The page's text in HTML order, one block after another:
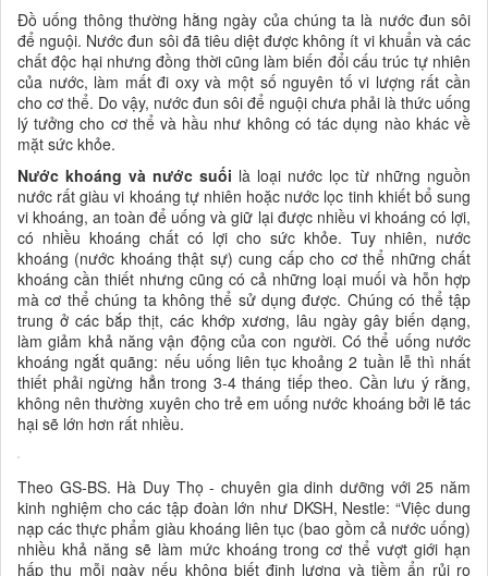
Đồ uống thông thường hằng ngày của chúng ta là nước đun sôi
để nguội. Nước đun sôi đã tiêu diệt được không ít vi khuẩn và các
chất độc hại nhưng đồng thời cũng làm biến đổi cấu trúc tự nhiên
của nước, làm mất đi oxy và một số nguyên tố vi lượng rất cần
cho cơ thể. Do vậy, nước đun sôi để nguội chưa phải là thức uống
lý tưởng cho cơ thể và hầu như không có tác dụng nào khác về
mặt sức khỏe.
Nước khoáng và nước suối là loại nước lọc từ những nguồn
nước rất giàu vi khoáng tự nhiên hoặc nước lọc tinh khiết bổ sung
vi khoáng, an toàn để uống và giữ lại được nhiều vi khoáng có lợi,
có nhiều khoáng chất có lợi cho sức khỏe. Tuy nhiên, nước
khoáng (nước khoáng thật sự) cung cấp cho cơ thể những chất
khoáng cần thiết nhưng cũng có cả những loại muối và hỗn hợp
mà cơ thể chúng ta không thể sử dụng được. Chúng có thể tập
trung ở các bắp thịt, các khớp xương, lâu ngày gây biến dạng,
làm giảm khả năng vận động của con người. Có thể uống nước
khoáng ngắt quãng: nếu uống liên tục khoảng 2 tuần lễ thì nhất
thiết phải ngừng hẳn trong 3-4 tháng tiếp theo. Cần lưu ý rằng,
không nên thường xuyên cho trẻ em uống nước khoáng bởi lẽ tác
hại sẽ lớn hơn rất nhiều.
Theo GS-BS. Hà Duy Thọ - chuyên gia dinh dưỡng với 25 năm
kinh nghiệm cho các tập đoàn lớn như DKSH, Nestle: “Việc dung
nạp các thực phẩm giàu khoáng liên tục (bao gồm cả nước uống)
nhiều khả năng sẽ làm mức khoáng trong cơ thể vượt giới hạn
hấp thụ mỗi ngày nếu không biết định lượng và tiềm ẩn rủi ro